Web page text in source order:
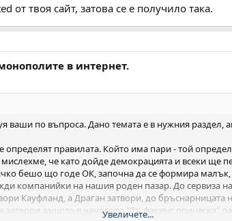
от твоя сайт, затова се е получило така.
в интернет.
ваши по въпроса. Дано темата е в нужния раздел,
правилата. Който има пари - той
че като дойде демокрацията и всеки ще
бешо що годе ОК, започна да се формира
компанийки на нашия роден пазар. До сервиза
Кауфланд, а Драган затвори, до бръснарницата
защото в началото "Дъ факинг прическа"
Увеличете...